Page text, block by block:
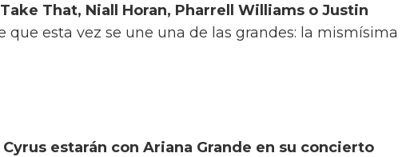
That, Niall Horan, Pharrell Williams o Justin
que esta vez se une una de las grandes: la mismísima
estarán con Ariana Grande en su concierto